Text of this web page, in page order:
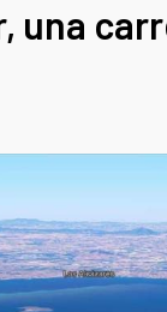
una